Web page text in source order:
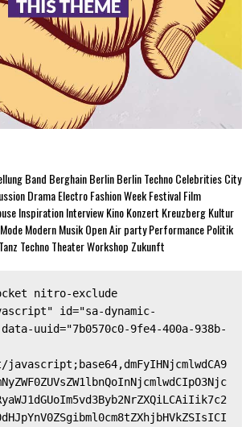
Band BerghainBerlinBerlin TechnoCelebritiesCity
DramaElectroFashion WeekFestivalFilm
InspirationInterviewKinoKonzert KreuzbergKultur
ModeModernMusikOpen AirpartyPerformancePolitik
Tanz TechnoTheaterWorkshop Zukunft
nitro-exclude
id="sa-dynamic-
uuid="7b0570c0-9fe4-400a-938b-